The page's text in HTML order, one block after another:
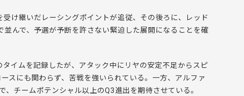
け継いだレーシングポイントが追従、その後ろに、レッド
んで、予選が予断を許さない緊迫した展開になることを確
イムを記録したが、アタック中にリヤの安定不足からスピ
スにも関わらず、苦戦を強いられている。一方、アルファ
チームポテンシャル以上のQ3進出を期待させている。